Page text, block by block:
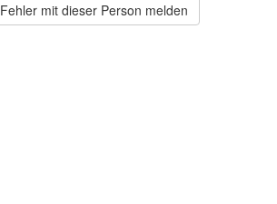
Fehler mit dieser Person melden